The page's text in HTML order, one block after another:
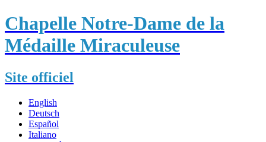
Chapelle Notre-Dame de la
Médaille Miraculeuse
Site officiel
English
Deutsch
Español
Italiano